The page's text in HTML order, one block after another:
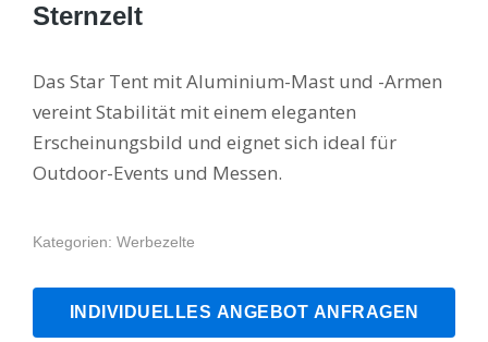
Sternzelt
Das Star Tent mit Aluminium-Mast und -Armen
vereint Stabilität mit einem eleganten
Erscheinungsbild und eignet sich ideal für
Outdoor-Events und Messen.
Kategorien: Werbezelte
INDIVIDUELLES ANGEBOT ANFRAGEN